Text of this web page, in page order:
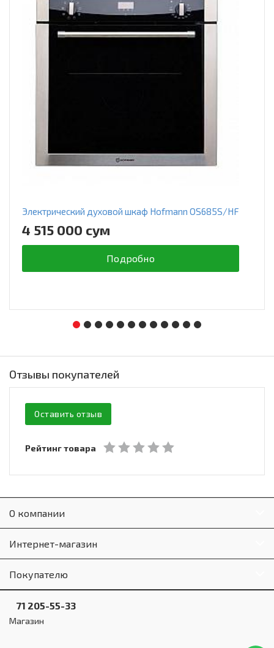
Электрический духовой шкаф Hofmann OS685S/HF
4 515 000 сум
Подробно
Отзывы покупателей
Оставить отзыв
Рейтинг товара
О компании
Интернет-магазин
Покупателю
71 205-55-33
Магазин